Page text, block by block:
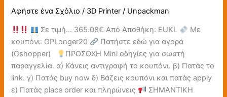
Αφήστε ένα Σχόλιο / 3D Printer / Unpackman
Σε τιμή… 365.08€ Από Αποθήκη: EUKL
Με
κουπόνι: GPLonger20
Πατήστε εδώ για αγορά
(Gshopper)
ΠΡΟΣΟΧΗ Mini οδηγίες για σωστή
παραγγελία. α) Κάνεις αντιγραφή το κουπόνι. β) Πατάς το
link. γ) Πατάς buy now δ) Βάζεις κουπόνι και πατάς apply
ε) Πατάς place order και πληρώνεις
ΣΗΜΑΝΤΙΚΗ